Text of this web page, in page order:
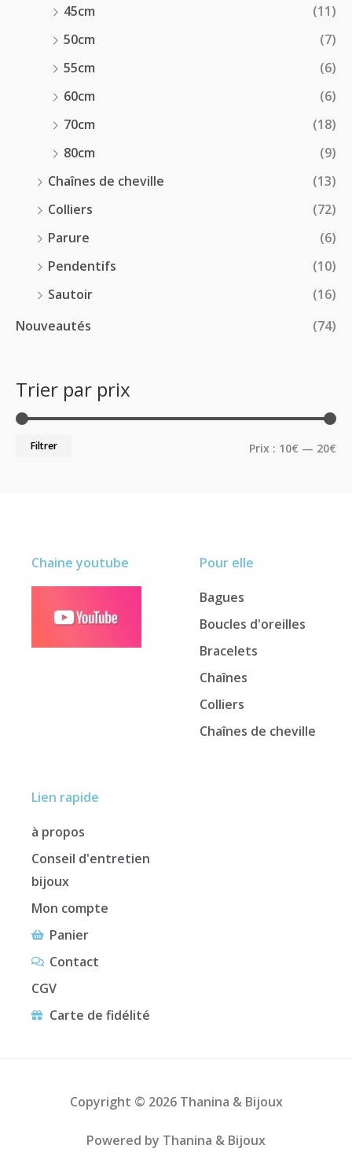
45cm
(11)
50cm
(7)
55cm
(6)
60cm
(6)
70cm
(18)
80cm
(9)
Chaînes de cheville
(13)
Colliers
(72)
Parure
(6)
Pendentifs
(10)
Sautoir
(16)
Nouveautés
(74)
Trier par prix
Filtrer Prix : 10€ — 20€
Lien rapide
à propos
Conseil d'entretien
bijoux
Mon compte
Panier
Contact
CGV
Carte de fidélité
Pour elle
Bagues
Boucles d'oreilles
Bracelets
Chaînes
Colliers
Chaînes de cheville
Chaine youtube
Copyright © 2026 Thanina & Bijoux
Powered by Thanina & Bijoux